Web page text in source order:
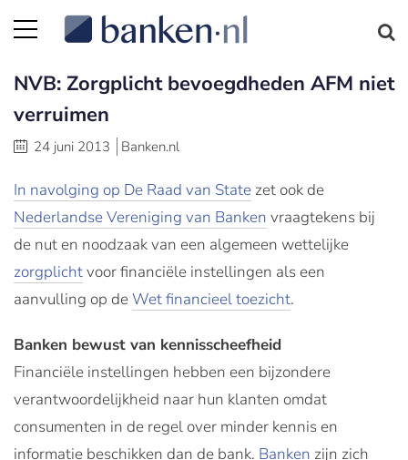
NVB: Zorgplicht bevoegdheden AFM niet
verruimen
24 juni 2013 Banken.nl
In navolging op De Raad van State zet ook de
Nederlandse Vereniging van Banken vraagtekens bij
de nut en noodzaak van een algemeen wettelijke
zorgplichtvoor financiële instellingen als een
aanvulling op deWet financieel toezicht.
Banken bewust van kennisscheefheid
Financiële instellingen hebben een bijzondere
verantwoordelijkheid naar hun klanten omdat
consumenten in de regel over minder kennis en
informatie beschikken dan de bank. Banken zijn zich